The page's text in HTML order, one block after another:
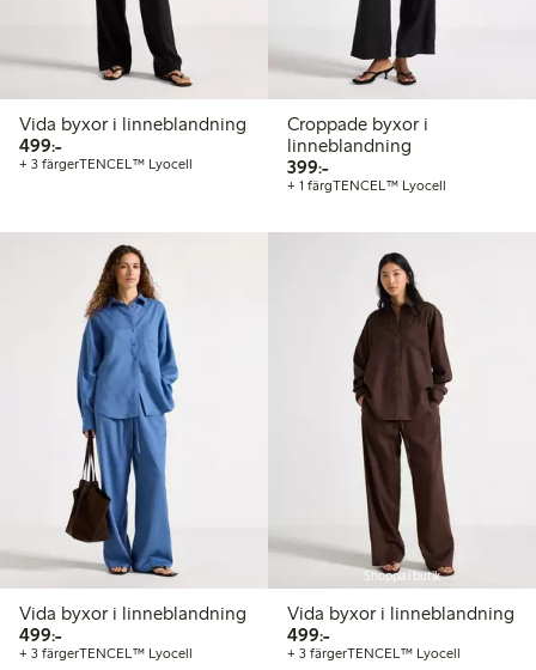
Vida byxor i linneblandning
499:-499,00 kr
+ 3 färgerTENCEL™ Lyocell
Croppade byxor i
linneblandning
399:-399,00 kr
+ 1 färgTENCEL™ Lyocell
Vida byxor i linneblandning
499:-499,00 kr
+ 3 färgerTENCEL™ Lyocell
Shoppa i butik
Vida byxor i linneblandning
499:-499,00 kr
+ 3 färgerTENCEL™ Lyocell